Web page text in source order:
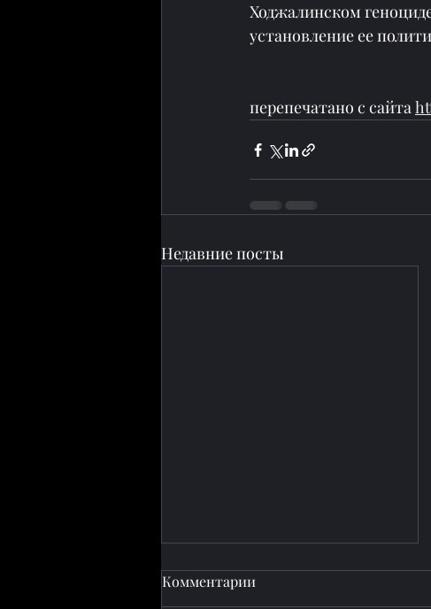
Ходжалинском
установление ее
перепечатано с сайта
Недавние посты
Комментарии